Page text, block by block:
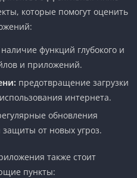
которые помогут оценить
наличие функций глубокого и
и приложений.
предотвращение загрузки
интернета.
обновления
от новых угроз.
также стоит
пункты: